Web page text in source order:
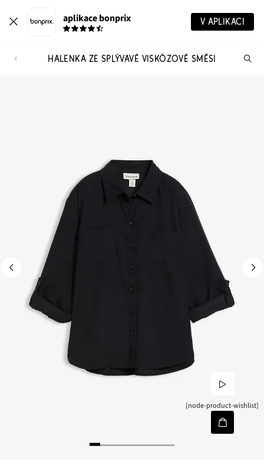
aplikace bonprix V APLIKACI
HALENKA ZE SPLÝVAVÉ VISKÓZOVÉ SMĚSI
[node-product-wishlist]